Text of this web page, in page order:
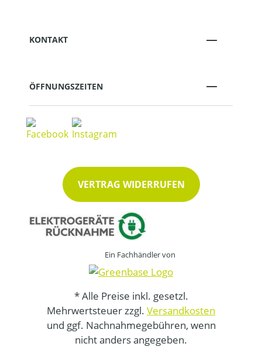
KONTAKT
ÖFFNUNGSZEITEN
VERTRAG WIDERRUFEN
Ein Fachhändler von
* Alle Preise inkl. gesetzl.
Mehrwertsteuer zzgl. Versandkosten
und ggf. Nachnahmegebühren, wenn
nicht anders angegeben.